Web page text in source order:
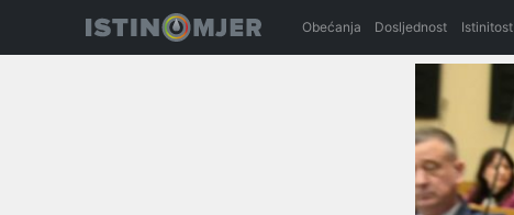
Obećanja Dosljednost Istinitost